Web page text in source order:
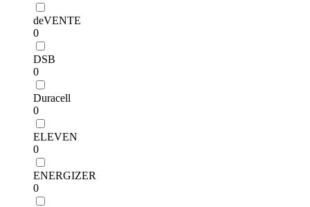
deVENTE
0
DSB
0
Duracell
0
ELEVEN
0
ENERGIZER
0